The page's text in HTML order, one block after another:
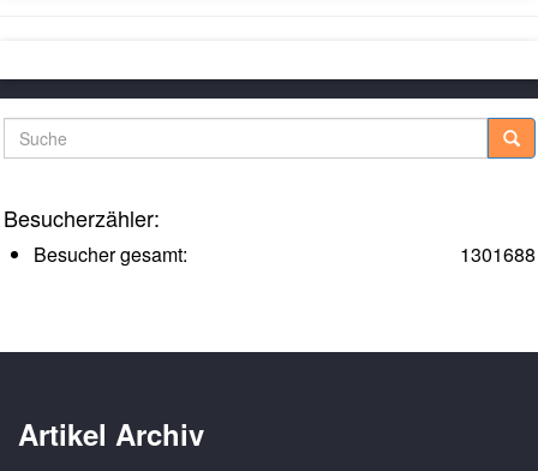
Suche
Besucherzähler:
1301688
Besucher gesamt:
Artikel Archiv